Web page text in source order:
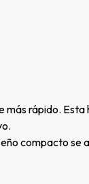
más rápido.
compacto se